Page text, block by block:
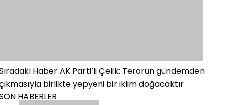
HaberAK Parti’li Çelik: Terörün gündemden
birlikte yepyeni bir iklim doğacaktır
HABERLER